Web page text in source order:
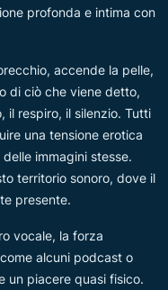
profonda e intima con
accende la pelle,
di ciò che viene detto,
il respiro, il silenzio. Tutti
una tensione erotica
immagini stesse.
territorio sonoro, dove il
presente.
vocale, la forza
alcuni podcast o
un piacere quasi fisico.